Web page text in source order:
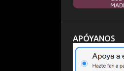
APÓYANOS